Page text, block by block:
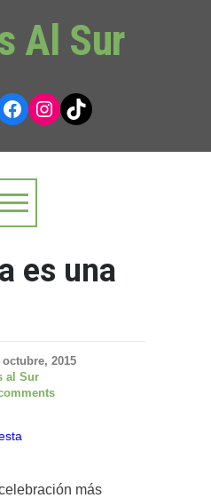
Al Sur
Facebook
Instagram
TikTok
es una
octubre, 2015
al Sur
más